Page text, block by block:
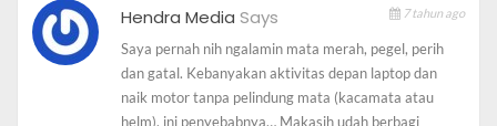
Selain itu ada beberapa faktor lain yang menyebabkan
mata kering, yuk simak apa saja apa penyebab mata
kering berikut ini.
Hendra Media Says 7 tahun ago
Saya pernah nih ngalamin mata merah, pegel, perih
dan gatal. Kebanyakan aktivitas depan laptop dan
naik motor tanpa pelindung mata (kacamata atau
helm), ini penyebabnya… Makasih udah berbagi